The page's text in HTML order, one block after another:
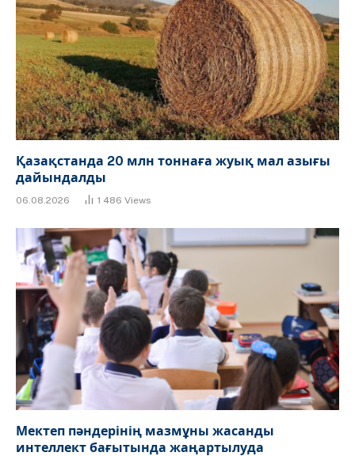
Қазақстанда 20 млн тоннаға жуық мал азығы
дайындалды
06.08.2026 1 486 Views
Мектеп пәндерінің мазмұны жасанды
интеллект бағытында жаңартылуда